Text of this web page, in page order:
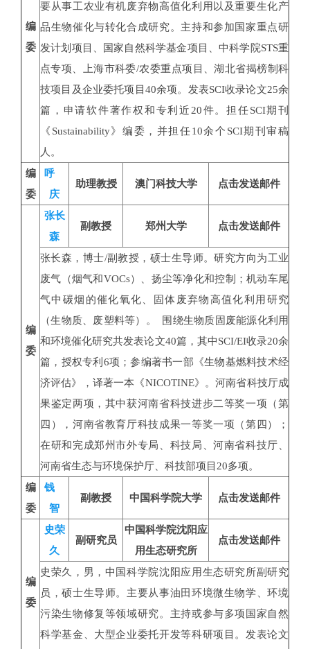
编
委
要从事工农业有机废弃物高值化利用以及重要生化产
品生物催化与转化合成研究。主持和参加国家重点研
发计划项目、国家自然科学基金项目、中科学院STS重
点专项、上海市科委/农委重点项目、湖北省揭榜制科
技项目及企业委托项目40余项。发表SCI收录论文25余
篇，申请软件著作权和专利近20件。担任SCI期刊
《Sustainability》编委，并担任10余个SCI期刊审稿
人。
编
委
呼
庆
助理教授 澳门科技大学 点击发送邮件
编
委
张长
森
副教授 郑州大学 点击发送邮件
张长森，博士/副教授，硕士生导师。研究方向为工业
废气（烟气和VOCs）、扬尘等净化和控制；机动车尾
气中碳烟的催化氧化、固体废弃物高值化利用研究
（生物质、废塑料等）。 围绕生物质固废能源化利用
和环境催化研究共发表论文40篇，其中SCI/EI收录20余
篇，授权专利6项；参编著书一部《生物基燃料技术经
济评估》，译著一本《NICOTINE》。河南省科技厅成
果鉴定两项，其中获河南省科技进步二等奖一项（第
四），河南省教育厅科技成果一等奖一项（第四）；
在研和完成郑州市外专局、科技局、河南省科技厅、
河南省生态与环境保护厅、科技部项目20多项。
编
委
钱
智
副教授 中国科学院大学 点击发送邮件
编
委
史荣
久
副研究员
中国科学院沈阳应
用生态研究所
点击发送邮件
史荣久，男，中国科学院沈阳应用生态研究所副研究
员，硕士生导师。主要从事油田环境微生物学、环境
污染生物修复等领域研究。主持或参与多项国家自然
科学基金、大型企业委托开发等科研项目。发表论文